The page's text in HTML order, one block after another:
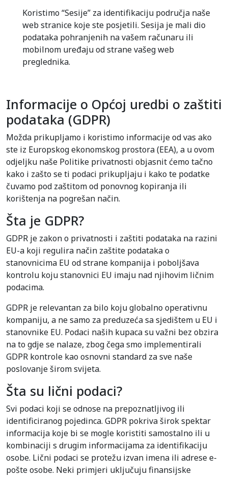
Koristimo “Sesije” za identifikaciju područja naše
web stranice koje ste posjetili. Sesija je mali dio
podataka pohranjenih na vašem računaru ili
mobilnom uređaju od strane vašeg web
preglednika.
Informacije o Općoj uredbi o zaštiti
podataka (GDPR)
Možda prikupljamo i koristimo informacije od vas ako
ste iz Europskog ekonomskog prostora (EEA), a u ovom
odjeljku naše Politike privatnosti objasnit ćemo tačno
kako i zašto se ti podaci prikupljaju i kako te podatke
čuvamo pod zaštitom od ponovnog kopiranja ili
korištenja na pogrešan način.
Šta je GDPR?
GDPR je zakon o privatnosti i zaštiti podataka na razini
EU-a koji regulira način zaštite podataka o
stanovnicima EU od strane kompanija i poboljšava
kontrolu koju stanovnici EU imaju nad njihovim ličnim
podacima.
GDPR je relevantan za bilo koju globalno operativnu
kompaniju, a ne samo za preduzeća sa sjedištem u EU i
stanovnike EU. Podaci naših kupaca su važni bez obzira
na to gdje se nalaze, zbog čega smo implementirali
GDPR kontrole kao osnovni standard za sve naše
poslovanje širom svijeta.
Šta su lični podaci?
Svi podaci koji se odnose na prepoznatljivog ili
identificiranog pojedinca. GDPR pokriva širok spektar
informacija koje bi se mogle koristiti samostalno ili u
kombinaciji s drugim informacijama za identifikaciju
osobe. Lični podaci se protežu izvan imena ili adrese e-
pošte osobe. Neki primjeri uključuju finansijske